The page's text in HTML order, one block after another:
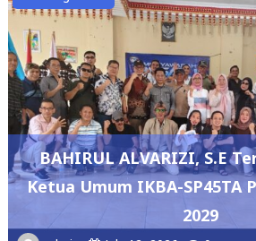
BAHIRUL ALVARIZI, S.E
Ketua Umum IKBA-SP45TA
2029
admin July 12, 2026 0
DPRD